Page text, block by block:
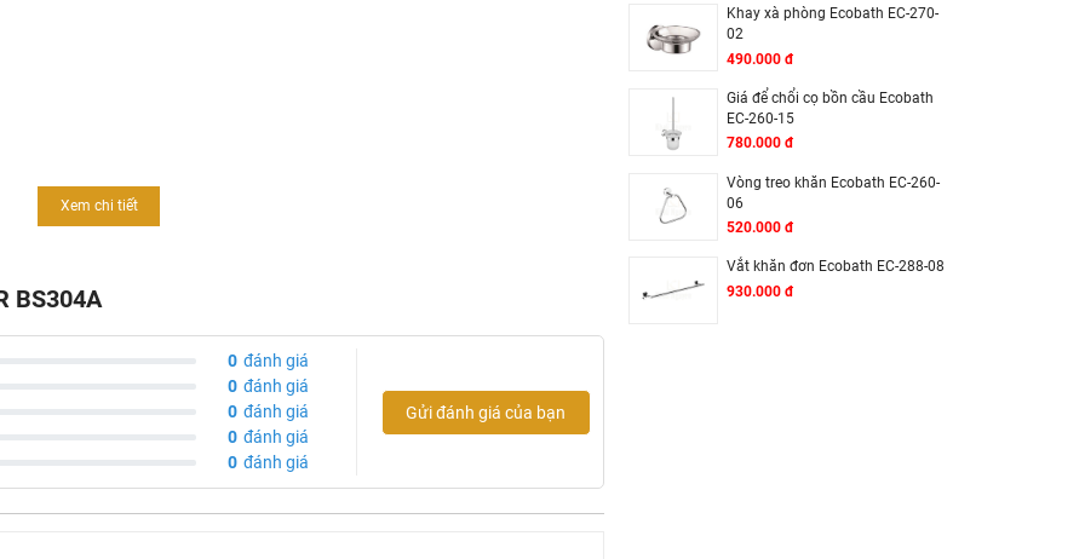
đại tiên tiến trên thế giới
Xem chi tiết
BS304A
0 đánh giá
0 đánh giá
0 đánh giá
0 đánh giá
0 đánh giá
Gửi đánh giá của bạn
Khay xà phòng Ecobath EC-270-
02
490.000 đ
Giá để chổi cọ bồn cầu Ecobath
EC-260-15
780.000 đ
Vòng treo khăn Ecobath EC-260-
06
520.000 đ
Vắt khăn đơn Ecobath EC-288-08
930.000 đ